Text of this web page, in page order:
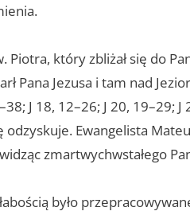
Piotra, który zbliżał się do
Pana Jezusa i tam nad
J 18, 12–26; J 20, 19–29;
Ewangelista
zmartwychwstałego
było